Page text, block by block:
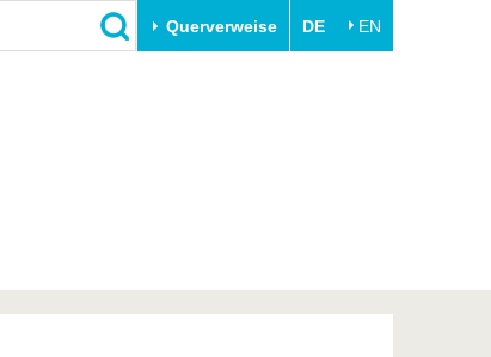
Querverweise DE EN
Innovative Transferprojekte
BTU & Region erleben